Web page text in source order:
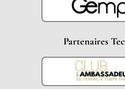
Partenaires